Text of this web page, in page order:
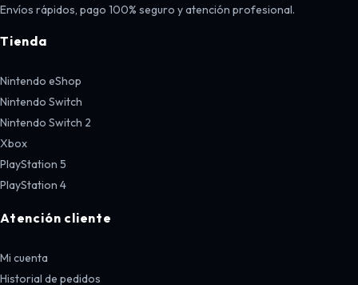
Envíos rápidos, pago 100% seguro y atención profesional.
Tienda
Nintendo eShop
Nintendo Switch
Nintendo Switch 2
Xbox
PlayStation 5
PlayStation 4
Atención cliente
Mi cuenta
Historial de pedidos